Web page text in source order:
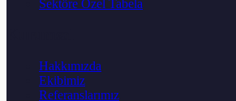
Sektöre Özel Tabela
Hakkımızda
Ekibimiz
Referanslarımız